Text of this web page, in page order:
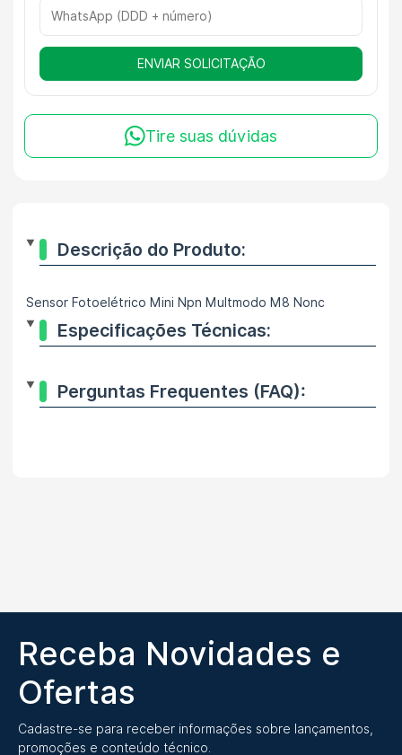
ENVIAR SOLICITAÇÃO
Tire suas dúvidas
Descrição do Produto:
Sensor Fotoelétrico Mini Npn Multmodo M8 Nonc
Especificações Técnicas:
Perguntas Frequentes (FAQ):
Receba Novidades e
Ofertas
Cadastre-se para receber informações sobre lançamentos,
promoções e conteúdo técnico.